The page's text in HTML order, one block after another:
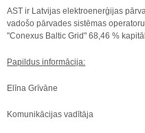
AST ir Latvijas elektroenerģijas
vadošo pārvades sistēmas
"Conexus Baltic Grid" 68,46 %
Papildus informācija:
Elīna Grīvāne
Komunikācijas vadītāja